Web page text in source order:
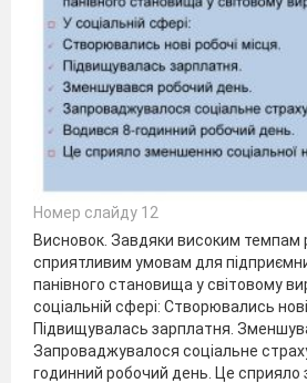
Номер слайду 12
Висновок. Завдяки високим темпам
сприятливим умовам для
панівного становища у світовому
соціальній сфері: Створювались нові
Підвищувалась зарплатня.
Запроваджувалося соціальне
годинний робочий день. Це